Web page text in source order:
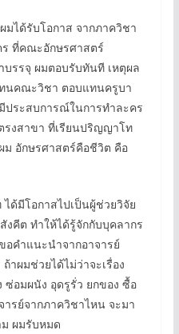
ได้รับโอกาส จากภาควิชา
ที่คณะอักษรศาสตร์
บรรจุ ผมตอบรับทันที เหตุผล
นคณะวิชา ตอบแทนครูบา
ประสบการณ์ในการทำละคร
รงสาขา ที่เรียนปริญญาโท
ม อักษรศาสตร์คือชีวิต คือ
ด้มีโอกาสไปเป็นผู้ช่วยวิจัย
คีต ทำให้ได้รู้จักกับบุคลากร
คำแนะนำจากอาจารย์
าผมช่วยได้ไม่ว่าจะเรื่อง
ซ่อมผนัง อุดรูรั่ว ยกของ ซื้อ
รย์จากภาควิชาไหน จะมา
ผมรับหมด